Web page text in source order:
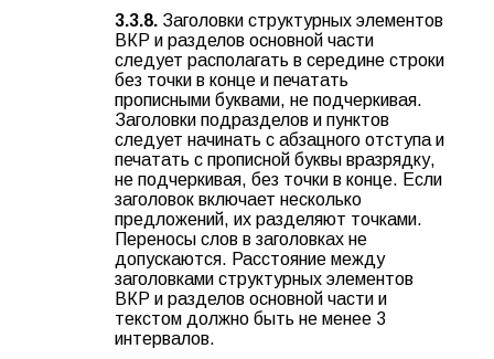
3.3.8. Заголовки структурных элементов
ВКР и разделов основной части
следует располагать в середине строки
без точки в конце и печатать
прописными буквами, не подчеркивая.
Заголовки подразделов и пунктов
следует начинать с абзацного отступа и
печатать с прописной буквы вразрядку,
не подчеркивая, без точки в конце. Если
заголовок включает несколько
предложений, их разделяют точками.
Переносы слов в заголовках не
допускаются. Расстояние между
заголовками структурных элементов
ВКР и разделов основной части и
текстом должно быть не менее 3
интервалов.